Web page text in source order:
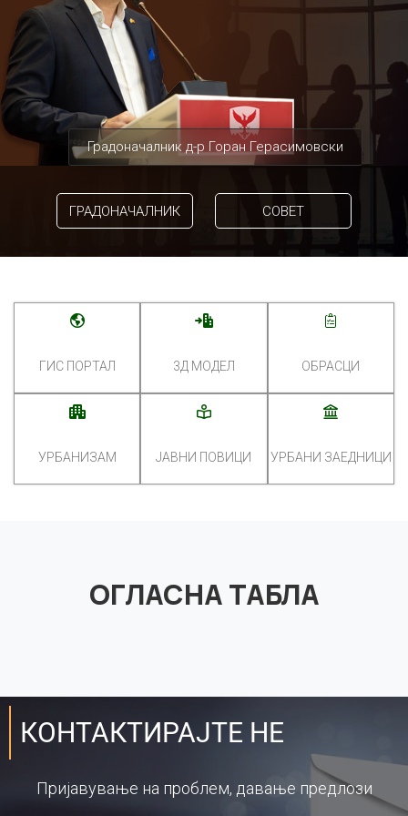
Градоначалник д-р Горан Герасимовски
ГРАДОНАЧАЛНИК СОВЕТ
ГИС ПОРТАЛ 3Д МОДЕЛ ОБРАСЦИ
УРБАНИЗАМ ЈАВНИ ПОВИЦИ УРБАНИ ЗАЕДНИЦИ
ОГЛАСНА ТАБЛА
КОНТАКТИРАЈТЕ НЕ
Пријавување на проблем, давање предлози